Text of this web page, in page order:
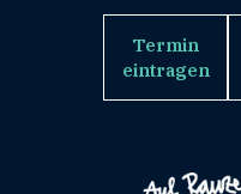
Termin
eintragen